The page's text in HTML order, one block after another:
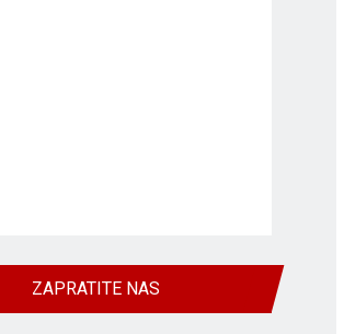
ZAPRATITE NAS